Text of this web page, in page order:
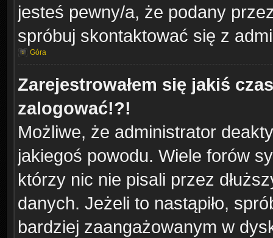
jesteś pewny/a, że podany
spróbuj skontaktować się z
Góra
Zarejestrowałem się jakiś
zalogować!?!
Możliwe, że administrator
jakiegoś powodu. Wiele forów
którzy nic nie pisali przez
danych. Jeżeli to nastąpiło,
bardziej zaangażowanym w